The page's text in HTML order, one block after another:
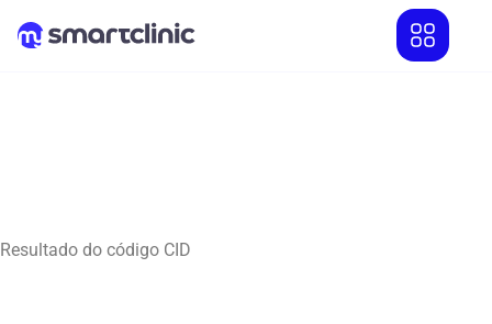
Resultado do código CID